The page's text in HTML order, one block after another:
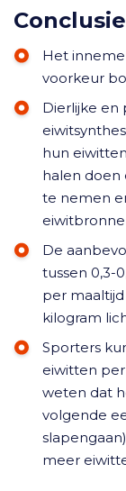
Het
voorkeur
Dierlijke en
hun
halen doen
te nemen
De
tussen 0,3-
per maaltijd
kilogram
Sporters
eiwitten
weten dat
volgende
meer